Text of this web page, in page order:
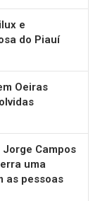
e
do Piauí
Oeiras
Campos
uma
as pessoas